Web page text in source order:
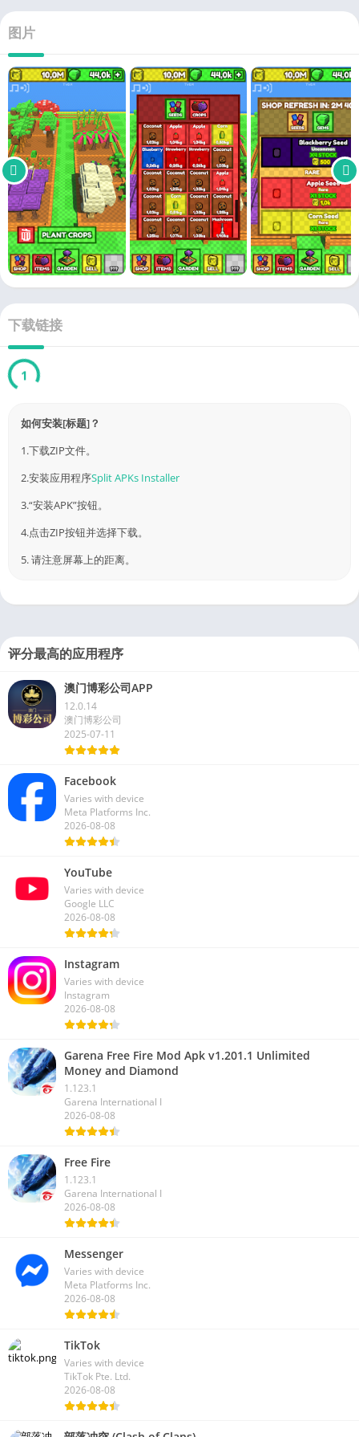
图片
下载链接
如何安装[标题]？
1.下载ZIP文件。
2.安装应用程序Split APKs Installer
3.“安装APK”按钮。
4.点击ZIP按钮并选择下载。
评分最高的应用程序
澳门博彩公司APP
12.0.14
澳门博彩公司
Facebook
Varies with device
Meta Platforms Inc.
YouTube
Varies with device
Google LLC
Instagram
Varies with device
Instagram
Garena Free Fire Mod Apk v1.201.1 Unlimited
Money and Diamond
1.123.1
Garena International I
Free Fire
1.123.1
Garena International I
Messenger
Varies with device
Meta Platforms Inc.
TikTok
Varies with device
TikTok Pte. Ltd.